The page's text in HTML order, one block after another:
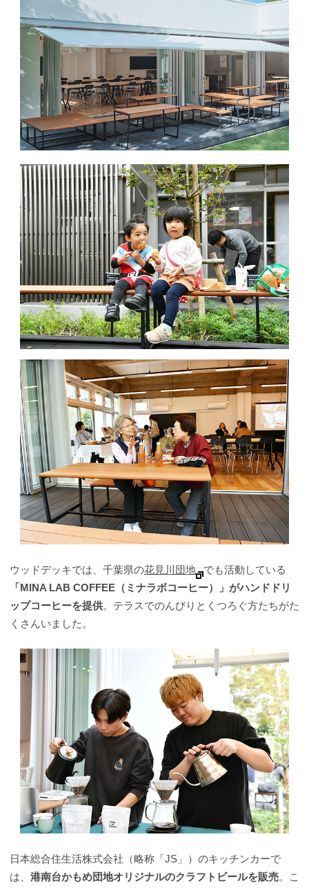
ウッドデッキでは、千葉県の花見川団地
でも活動している
「MINA LAB COFFEE（ミナラボコーヒー）」がハンドドリ
ップコーヒーを提供。テラスでのんびりとくつろぐ方たちがた
くさんいました。
日本総合住生活株式会社（略称「JS」）のキッチンカーで
は、 港南台かもめ団地オリジナルのクラフトビールを販売。こ